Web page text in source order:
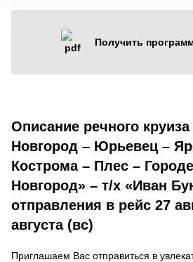
Получить
Описание речного
Новгород – Юрьевец –
Кострома – Плес –
Новгород» – т/х «Иван
отправления в рейс 27
августа (вс)
Приглашаем Вас отправиться в